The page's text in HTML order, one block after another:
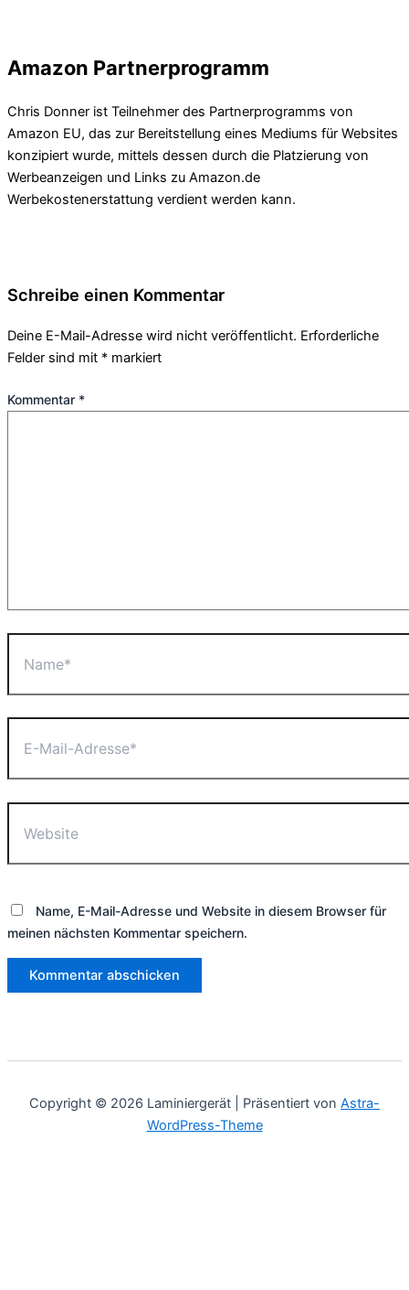
Amazon Partnerprogramm
Chris Donner ist Teilnehmer des Partnerprogramms von
Amazon EU, das zur Bereitstellung eines Mediums für Websites
konzipiert wurde, mittels dessen durch die Platzierung von
Werbeanzeigen und Links zu Amazon.de
Werbekostenerstattung verdient werden kann.
Schreibe einen Kommentar
Deine E-Mail-Adresse wird nicht veröffentlicht. Erforderliche
Felder sind mit * markiert
Kommentar *
Mail-
Name, E-Mail-Adresse und Website in diesem Browser für
meinen nächsten Kommentar speichern.
Copyright © 2026 Laminiergerät | Präsentiert von Astra-
WordPress-Theme